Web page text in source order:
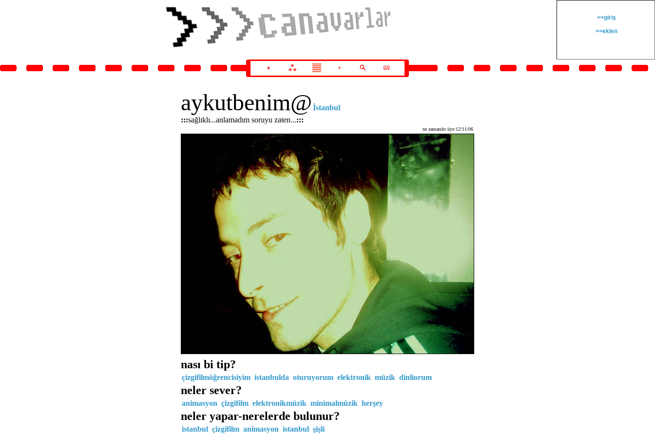
>>giriş
>>eklen
aykutbenim@ İstanbul
:::sağlıklı...anlamadım soruyu zaten...:::
ne zamandır üye:12/11/06
nası bi tip?
çizgifilmöğrencisiyim istanbulda oturuyorum elektronik müzik dinliorum
neler sever?
animasyon çizgifilm elektronikmüzik minimalmüzik herşey
neler yapar-nerelerde bulunur?
istanbul çizgifilm animasyon istanbul şişli